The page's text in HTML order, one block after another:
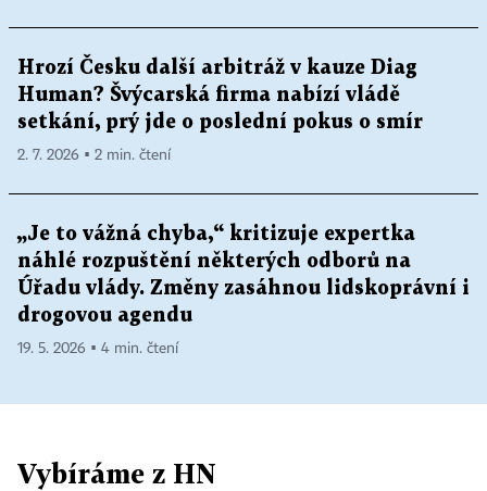
Hrozí Česku další arbitráž v kauze Diag
Human? Švýcarská firma nabízí vládě
setkání, prý jde o poslední pokus o smír
2. 7. 2026 ▪ 2 min. čtení
„Je to vážná chyba,“ kritizuje expertka
náhlé rozpuštění některých odborů na
Úřadu vlády. Změny zasáhnou lidskoprávní i
drogovou agendu
19. 5. 2026 ▪ 4 min. čtení
Vybíráme z HN